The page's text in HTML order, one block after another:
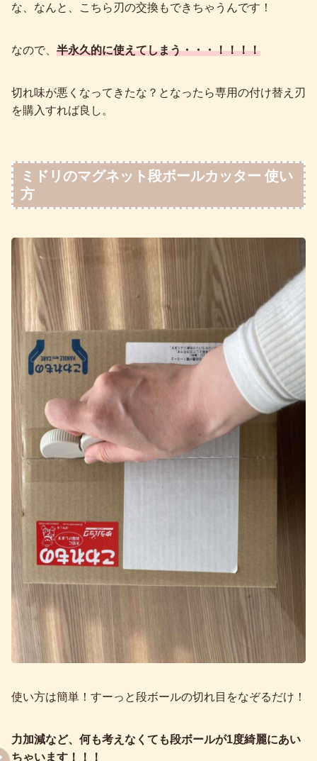
な、なんと、こちら刃の交換もできちゃうんです！
なので、 半永久的に使えてしまう・・・！！！！
切れ味が悪くなってきたな？となったら専用の付け替え刃
を購入すれば良し。
ミドリのマグネット段ボールカッター 使い
方
使い方は簡単！すーっと段ボールの切れ目をなぞるだけ！
力加減など、何も考えなくても段ボールが1度綺麗にあい
ちゃいます！！！